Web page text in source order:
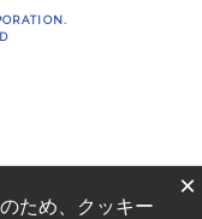
×
ため、クッキー